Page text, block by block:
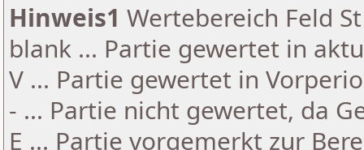
Hinweis1 Wertebereich Feld
blank ... Partie gewertet in
V ... Partie gewertet in
- ... Partie nicht gewertet, da
E ... Partie vorgemerkt zur